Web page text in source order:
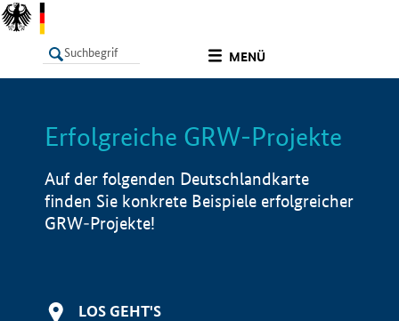
MENÜ
LISTE Info
Erfolgreiche GRW-Projekte
Auf der folgenden Deutschlandkarte
finden Sie konkrete Beispiele erfolgreicher
GRW-Projekte!
LOS GEHT'S